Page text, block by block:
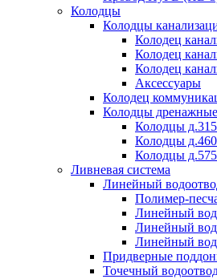
Колодцы
Колодцы
Колодец
Колодец
Колодец
Аксессуары
Колодец
Колодцы дренажные
Колодцы
Колодцы
Колодцы
Ливневая система
Линейный
Полимер-
Линейный
Линейный
Линейный
Придверные
Точечный